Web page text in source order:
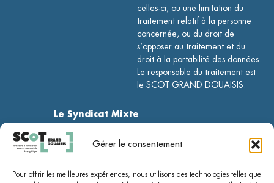
Gérer le consentement
Pour offrir les meilleures expériences, nous utilisons des technologies telles que
celles-ci, ou une limitation du
traitement relatif à la personne
concernée, ou du droit de
s’opposer au traitement et du
droit à la portabilité des données.
Le responsable du traitement est
le SCOT GRAND DOUAISIS.
Le Syndicat Mixte
Le SCoT
Le PCAET